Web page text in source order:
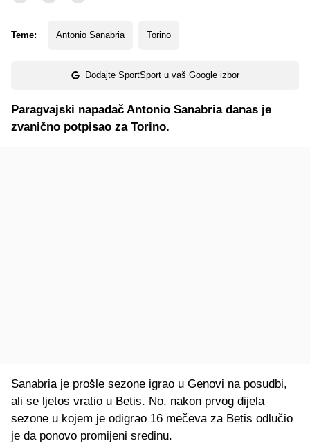
Teme: Antonio Sanabria Torino
Dodajte SportSport u vaš Google izbor
Paragvajski napadač Antonio Sanabria danas je
zvanično potpisao za Torino.
Sanabria je prošle sezone igrao u Genovi na posudbi,
ali se ljetos vratio u Betis. No, nakon prvog dijela
sezone u kojem je odigrao 16 mečeva za Betis odlučio
je da ponovo promijeni sredinu.